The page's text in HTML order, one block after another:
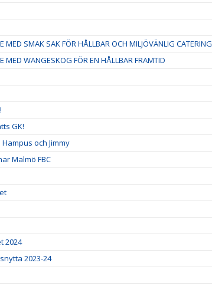
MED SMAK SAK FÖR HÅLLBAR OCH MILJÖVÄNLIG CATERING
MED WANGESKOG FÖR EN HÅLLBAR FRAMTID
GK!
och Jimmy
Malmö FBC
2024
2023-24